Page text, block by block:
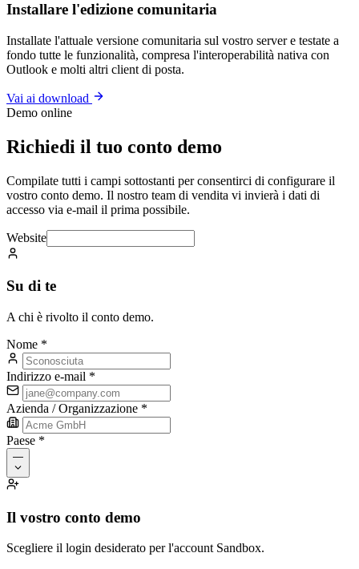
Installare l'edizione comunitaria
Installate l'attuale versione comunitaria sul vostro server e testate a
fondo tutte le funzionalità, compresa l'interoperabilità nativa con
Outlook e molti altri client di posta.
Vai ai download
Demo online
Richiedi il tuo conto demo
Compilate tutti i campi sottostanti per consentirci di configurare il
vostro conto demo. Il nostro team di vendita vi invierà i dati di
accesso via e-mail il prima possibile.
Website
Su di te
A chi è rivolto il conto demo.
Nome *
Indirizzo e-mail *
Azienda / Organizzazione *
Paese *
—
Il vostro conto demo
Scegliere il login desiderato per l'account Sandbox.